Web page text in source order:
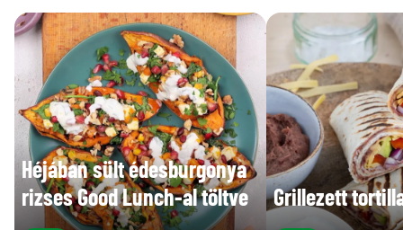
Héjában sült édesburgonya
rizses Good Lunch-al töltve
Grillezett